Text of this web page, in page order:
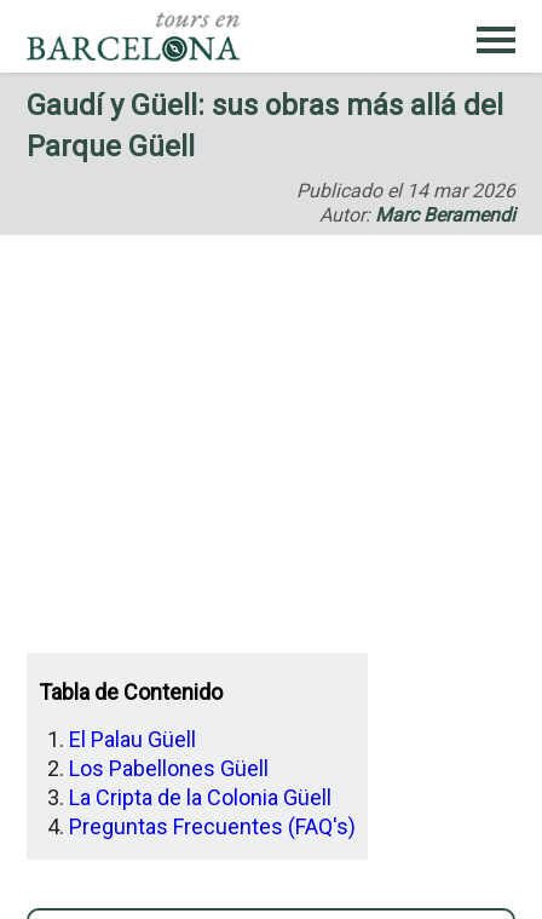
Gaudí y Güell: sus obras más allá del
Parque Güell
Publicado el 14 mar 2026
Autor: Marc Beramendi
Tabla de Contenido
El Palau Güell
Los Pabellones Güell
La Cripta de la Colonia Güell
Preguntas Frecuentes (FAQ's)